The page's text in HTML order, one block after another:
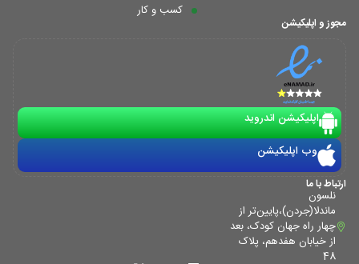
کسب و کار
مجوز و اپلیکیشن
اپلیکیشن اندروید
وب اپلیکیشن
ارتباط با ما
نلسون
ماندلا(جردن)،پایین‌تر از
چهار راه جهان کودک، بعد
از خیابان هفدهم، پلاک
48